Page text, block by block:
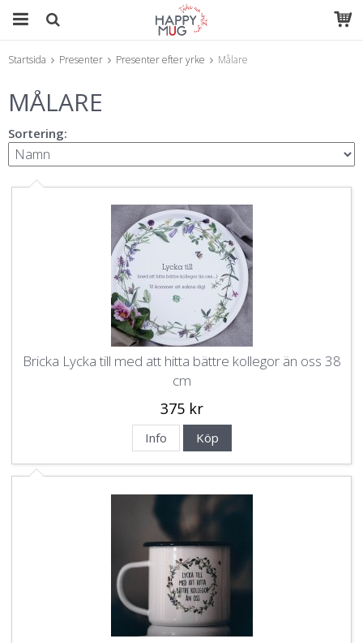
Startsida Presenter Presenter efter yrke Målare
MÅLARE
Sortering:
Bricka Lycka till med att hitta bättre kollegor än oss 38
cm
375 kr
Info Köp